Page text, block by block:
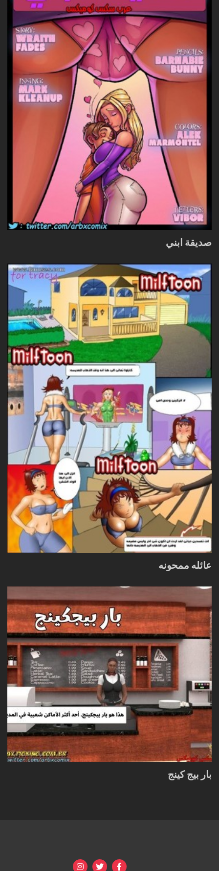
صديقة ابني
عائله ممحونه
بار بيج كينج